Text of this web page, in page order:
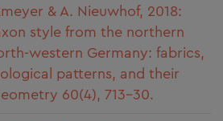
& A. Nieuwhof, 2018:
style from the northern
Germany: fabrics,
patterns, and their
60(4), 713-30.